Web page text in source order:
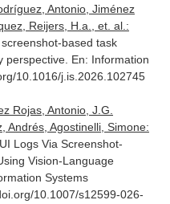
Antonio, Jiménez
Reijers, H.a., et. al.:
based task
perspective. En: Information
10.1016/j.is.2026.102745
Rojas, Antonio, J.G.
Andrés, Agostinelli, Simone:
Logs Via Screenshot-
Vision-Language
Systems
10.1007/s12599-026-